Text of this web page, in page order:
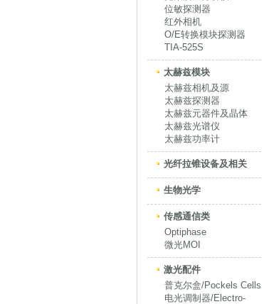
位敏探测器
红外相机
O/E转换模块探测器
TIA-525S
太赫兹模块
太赫兹相机及源
太赫兹探测器
太赫兹元器件及晶体
太赫兹光谱仪
太赫兹功率计
光纤拉锥设备及相关
生物光学
传感通信类
Optiphase
微光MOI
激光配件
普克尔盒/Pockels Cells
电光调制器/Electro-